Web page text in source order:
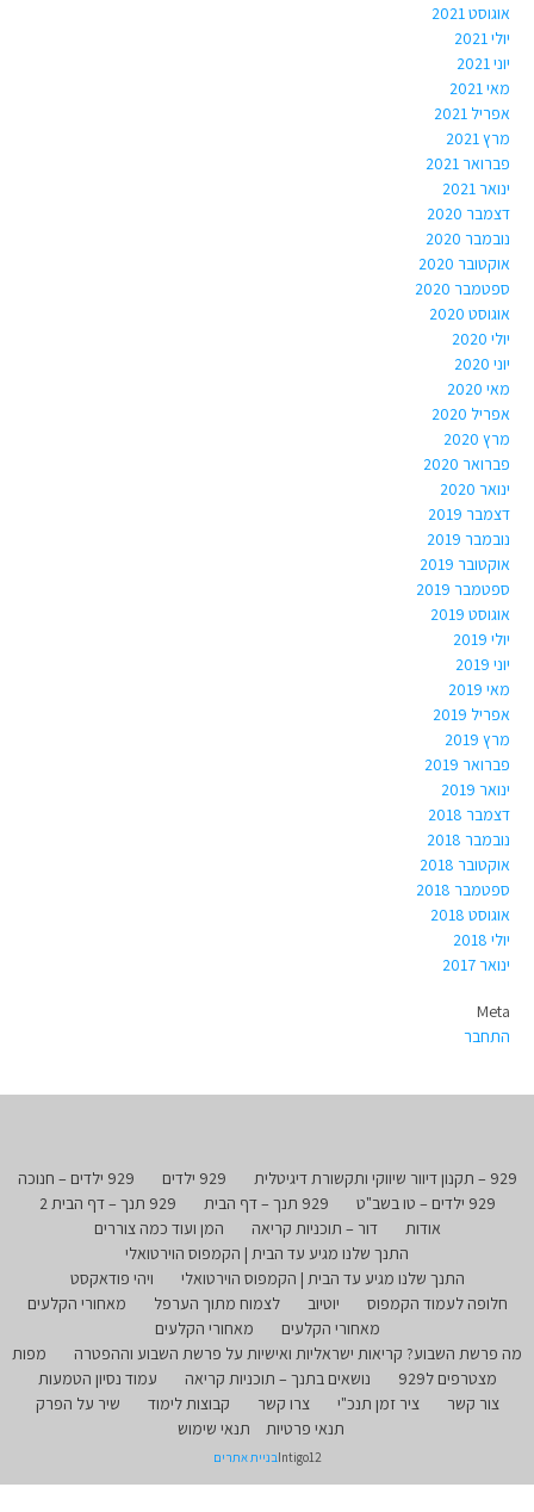
אוגוסט 2021
יולי 2021
יוני 2021
מאי 2021
אפריל 2021
מרץ 2021
פברואר 2021
ינואר 2021
דצמבר 2020
נובמבר 2020
אוקטובר 2020
ספטמבר 2020
אוגוסט 2020
יולי 2020
יוני 2020
מאי 2020
אפריל 2020
מרץ 2020
פברואר 2020
ינואר 2020
דצמבר 2019
נובמבר 2019
אוקטובר 2019
ספטמבר 2019
אוגוסט 2019
יולי 2019
יוני 2019
מאי 2019
אפריל 2019
מרץ 2019
פברואר 2019
ינואר 2019
דצמבר 2018
נובמבר 2018
אוקטובר 2018
ספטמבר 2018
אוגוסט 2018
יולי 2018
ינואר 2017
Meta
התחבר
929 – תקנון דיוור שיווקי ותקשורת דיגיטלית 929 ילדים
929 ילדים – חנוכה
929 ילדים – טו בשב"ט
929 תנך – דף הבית
929 תנך – דף הבית 2
אודות
דור – תוכניות קריאה
המן ועוד כמה צוררים
התנך שלנו מגיע עד הבית | הקמפוס הוירטואלי
התנך שלנו מגיע עד הבית | הקמפוס הוירטואלי
ויהי פודאקסט
חלופה לעמוד הקמפוס
יוטיוב לצמוח מתוך הערפל
מאחורי הקלעים
מאחורי הקלעים
מאחורי הקלעים
מה פרשת השבוע? קריאות ישראליות ואישיות על פרשת השבוע וההפטרה
מפות
מצטרפים ל929
נושאים בתנך – תוכניות קריאה
עמוד נסיון הטמעות
צור קשר
ציר זמן תנכ"י צרו קשר קבוצות לימוד
שיר על הפרק
תנאי פרטיות
תנאי שימוש
Intigo12בניית אתרים